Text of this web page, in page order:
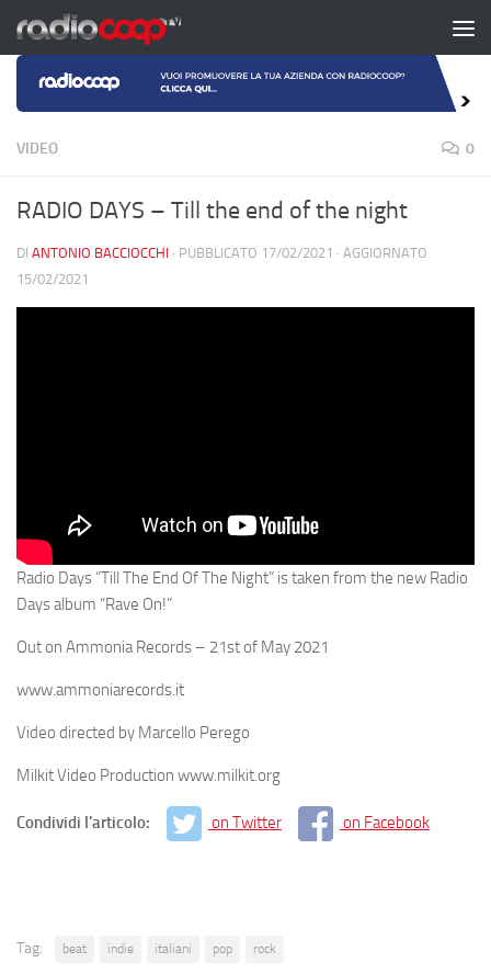
Salta al contenuto
VIDEO 0
RADIO DAYS – Till the end of the night
DI ANTONIO BACCIOCCHI · PUBBLICATO 17/02/2021 · AGGIORNATO
15/02/2021
Radio Days “Till The End Of The Night” is taken from the new Radio
Days album “Rave On!”
Out on Ammonia Records – 21st of May 2021
www.ammoniarecords.it
Video directed by Marcello Perego
Milkit Video Production www.milkit.org
Condividi l'articolo: on Twitter on Facebook
Tag: beat indie italiani pop rock